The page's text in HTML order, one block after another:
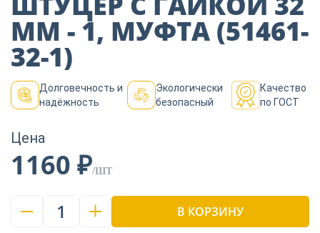
Пиломатериалы
Декор
Инструменты
Продукция из
ММ - 1, МУФТА (51461-
32-1)
Долговечность и
надёжность
Экологически
безопасный
Качество
по ГОСТ
Цена
1160 ₽/ШТ
1 В КОРЗИНУ